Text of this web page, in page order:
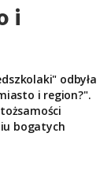
i
odbyła
i region?".
bogatych